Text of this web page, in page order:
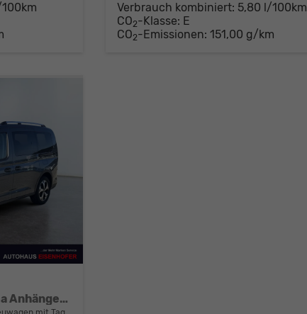
Verbrauch kombiniert: 5,80 l/100km
CO2-Klasse: E
CO2-Emissionen:151,00 g/km
Active 2,0 7 Sitzer 2Zoklima Anhängerkupplung Panoramadach AGR Sitze Sitzheizung Einparkhilfe Kamera 17 Zoll Leichtmetall ACC